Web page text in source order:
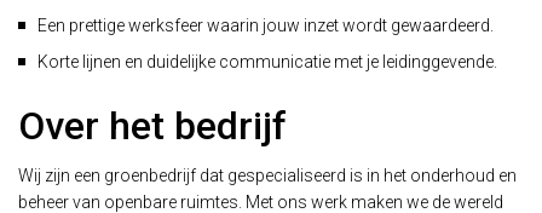
Een prettige werksfeer waarin jouw inzet wordt gewaardeerd.
Korte lijnen en duidelijke communicatie met je leidinggevende.
Over het bedrijf
Wij zijn een groenbedrijf dat gespecialiseerd is in het onderhoud en
beheer van openbare ruimtes. Met ons werk maken we de wereld